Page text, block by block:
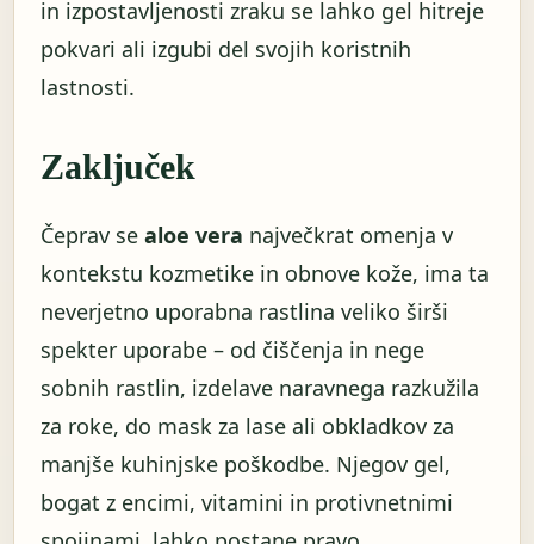
in izpostavljenosti zraku se lahko gel hitreje
pokvari ali izgubi del svojih koristnih
lastnosti.
Zaključek
Čeprav se aloe vera največkrat omenja v
kontekstu kozmetike in obnove kože, ima ta
neverjetno uporabna rastlina veliko širši
spekter uporabe – od čiščenja in nege
sobnih rastlin, izdelave naravnega razkužila
za roke, do mask za lase ali obkladkov za
manjše kuhinjske poškodbe. Njegov gel,
bogat z encimi, vitamini in protivnetnimi